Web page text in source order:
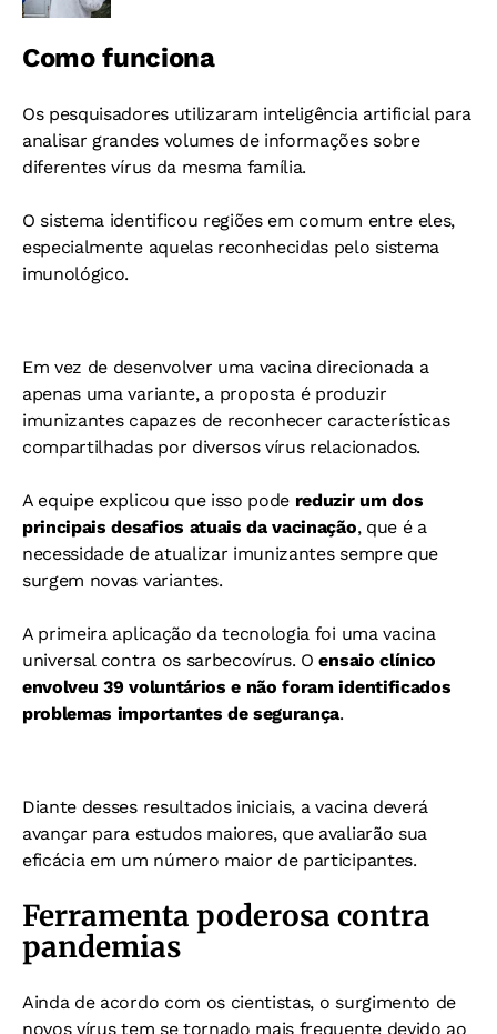
Como funciona
Os pesquisadores utilizaram inteligência artificial para
analisar grandes volumes de informações sobre
diferentes vírus da mesma família.
O sistema identificou regiões em comum entre eles,
especialmente aquelas reconhecidas pelo sistema
imunológico.
Em vez de desenvolver uma vacina direcionada a
apenas uma variante, a proposta é produzir
imunizantes capazes de reconhecer características
compartilhadas por diversos vírus relacionados.
A equipe explicou que isso pode reduzir um dos
principais desafios atuais da vacinação, que é a
necessidade de atualizar imunizantes sempre que
surgem novas variantes.
A primeira aplicação da tecnologia foi uma vacina
universal contra os sarbecovírus. Oensaio clínico
envolveu 39 voluntários e não foram identificados
problemas importantes de segurança.
Diante desses resultados iniciais, a vacina deverá
avançar para estudos maiores, que avaliarão sua
eficácia em um número maior de participantes.
Ferramenta poderosa contra
pandemias
Ainda de acordo com os cientistas, o surgimento de
novos vírus tem se tornado mais frequente devido ao